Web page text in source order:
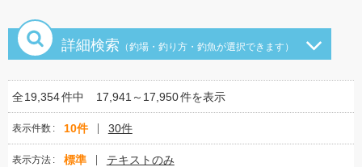
詳細検索 （釣場・釣り方・釣魚が選択できます）
全19,354件中 17,941～17,950件を表示
表示件数 10件 30件
表示方法 標準 テキストのみ